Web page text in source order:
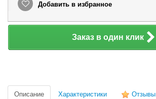
Добавить в избранное
Заказ в один клик
Описание Характеристики Отзывы